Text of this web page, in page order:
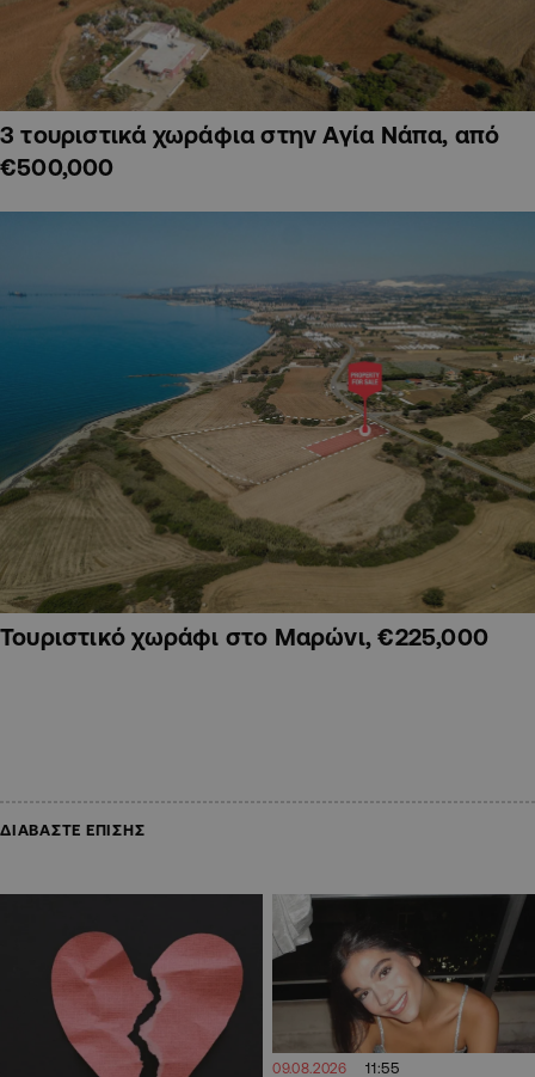
3 τουριστικά χωράφια στην Αγία Νάπα, από
€500,000
Τουριστικό χωράφι στο Μαρώνι, €225,000
ΔΙΑΒΑΣΤΕ ΕΠΙΣΗΣ
09.08.2026 11:55